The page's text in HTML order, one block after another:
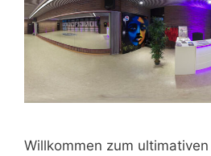
Willkommen zum ultimativen